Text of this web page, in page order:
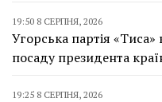
19:50 8 СЕРПНЯ, 2026
Угорська партія
посаду президента
19:25 8 СЕРПНЯ, 2026